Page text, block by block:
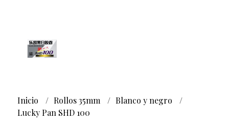
Inicio Rollos 35mm
Blanco y negro
Lucky Pan SHD 100